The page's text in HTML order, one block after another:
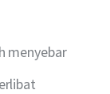
menyebar